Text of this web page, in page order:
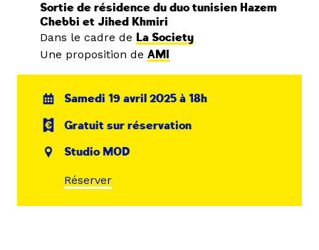
Sortie de résidence du duo tunisien Hazem
Chebbi et Jihed Khmiri
Dans le cadre de La Society
Une proposition de AMI
Samedi 19 avril 2025 à 18h
Gratuit sur réservation
Studio MOD
Réserver